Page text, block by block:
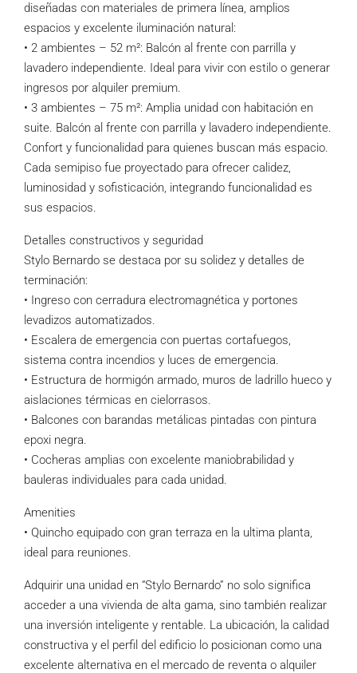
diseñadas con materiales de primera línea, amplios
espacios y excelente iluminación natural:
• 2 ambientes – 52 m²: Balcón al frente con parrilla y
lavadero independiente. Ideal para vivir con estilo o generar
ingresos por alquiler premium.
• 3 ambientes – 75 m²: Amplia unidad con habitación en
suite. Balcón al frente con parrilla y lavadero independiente.
Confort y funcionalidad para quienes buscan más espacio.
Cada semipiso fue proyectado para ofrecer calidez,
luminosidad y sofisticación, integrando funcionalidad es
sus espacios.
Detalles constructivos y seguridad
Stylo Bernardo se destaca por su solidez y detalles de
terminación:
• Ingreso con cerradura electromagnética y portones
levadizos automatizados.
• Escalera de emergencia con puertas cortafuegos,
sistema contra incendios y luces de emergencia.
• Estructura de hormigón armado, muros de ladrillo hueco y
aislaciones térmicas en cielorrasos.
• Balcones con barandas metálicas pintadas con pintura
epoxi negra.
• Cocheras amplias con excelente maniobrabilidad y
bauleras individuales para cada unidad.
Amenities
• Quincho equipado con gran terraza en la ultima planta,
ideal para reuniones.
Adquirir una unidad en “Stylo Bernardo” no solo significa
acceder a una vivienda de alta gama, sino también realizar
una inversión inteligente y rentable. La ubicación, la calidad
constructiva y el perfil del edificio lo posicionan como una
excelente alternativa en el mercado de reventa o alquiler